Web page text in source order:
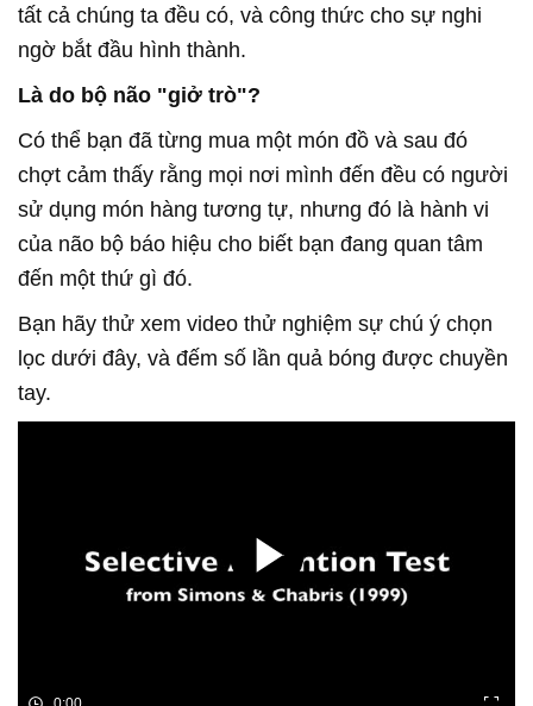
tất cả chúng ta đều có, và công thức cho sự nghi
Là do bộ não "giở trò"?
chợt cảm thấy rằng mọi nơi mình đến đều có người
sử dụng món hàng tương tự, nhưng đó là hành vi
của não bộ báo hiệu cho biết bạn đang quan tâm
lọc dưới đây, và đếm số lần quả bóng được chuyền
tay.